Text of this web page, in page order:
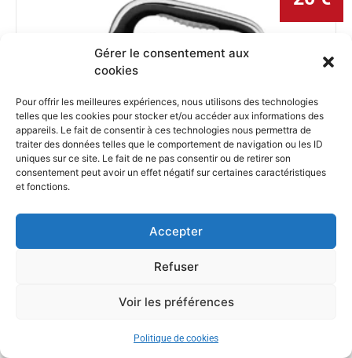
Gérer le consentement aux
cookies
Pour offrir les meilleures expériences, nous utilisons des technologies
telles que les cookies pour stocker et/ou accéder aux informations des
appareils. Le fait de consentir à ces technologies nous permettra de
traiter des données telles que le comportement de navigation ou les ID
uniques sur ce site. Le fait de ne pas consentir ou de retirer son
consentement peut avoir un effet négatif sur certaines caractéristiques
et fonctions.
Accepter
Refuser
Voir les préférences
Politique de cookies
– Noir